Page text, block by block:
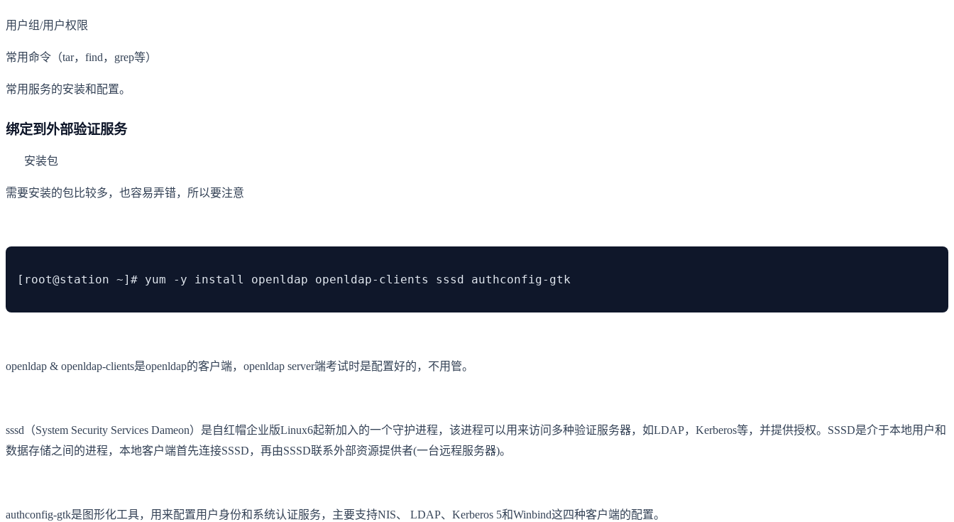
用户组/用户权限
常用命令（tar，find，grep等）
常用服务的安装和配置。
绑定到外部验证服务
安装包
需要安装的包比较多，也容易弄错，所以要注意
[root@station ~]# yum -y install openldap openldap-clients sssd authconfig-gtk
openldap & openldap-clients是openldap的客户端，openldap server端考试时是配置好的，不用管。
sssd（System Security Services Dameon）是自红帽企业版Linux6起新加入的一个守护进程，该进程可以用来访问多种验证服务器，如LDAP，Kerberos等，并提供授权。SSSD是介于本地用户和
数据存储之间的进程，本地客户端首先连接SSSD，再由SSSD联系外部资源提供者(一台远程服务器)。
authconfig-gtk是图形化工具，用来配置用户身份和系统认证服务，主要支持NIS、 LDAP、Kerberos 5和Winbind这四种客户端的配置。